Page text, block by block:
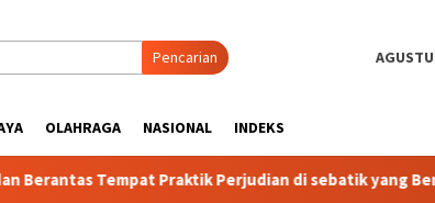
Pencarian
OLAHRAGA NASIONAL INDEKS
Praktik Perjudian di sebatik yang Beroperasi di Luar